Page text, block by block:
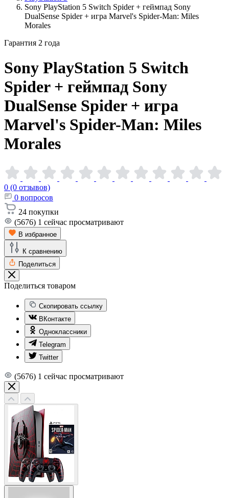
Sony PlayStation 5 Switch Spider + геймпад Sony
DualSense Spider + игра Marvel's Spider-Man: Miles
Morales
Гарантия 2 года
Sony PlayStation 5 Switch
Spider + геймпад Sony
DualSense Spider + игра
Marvel's Spider-Man: Miles
Morales
0 (0 отзывов)
0 вопросов
24 покупки
(5676) 1 сейчас просматривают
В избранное
К сравнению
Поделиться
Поделиться товаром
Скопировать ссылку
ВКонтакте
Одноклассники
Telegram
Twitter
(5676) 1 сейчас просматривают